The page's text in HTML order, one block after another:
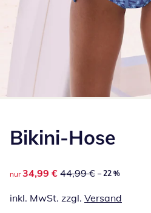
Bikini-Hose
reduzierter Preis 34,99 €,
nur 34,99 € 44,99 € – 22 %
inkl. MwSt. zzgl. Versand